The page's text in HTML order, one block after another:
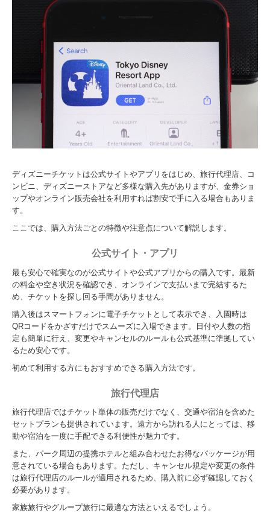
ディズニーチケットは公式サイトやアプリをはじめ、旅行代理店、コ
ンビニ、ディズニーストアなど多様な購入先がありますが、金券ショ
ップやオンライン販売会社を利用すれば割安で手に入る場合もありま
す。
ここでは、購入方法ごとの特徴や注意点について解説します。
公式サイト・アプリ
最も安心で確実なのが公式サイトや公式アプリからの購入です。最新
の料金や空き状況を確認でき、オンラインで支払いまで完結するた
め、チケットを探し回る手間がありません。
購入後はスマートフォンに電子チケットとして表示でき、入園時は
QRコードをかざすだけでスムーズに入場できます。日付や人数の指
定も簡単に行え、変更やキャンセルのルールも公式基準に準拠してい
るため安心です。
初めて利用する方にもおすすめできる購入方法です。
旅行代理店
旅行代理店ではチケット単体の販売だけでなく、交通や宿泊を含めた
セットプランも提供されています。遠方から訪れる人にとっては、移
動や宿泊を一度に手配できる利便性が魅力です。
また、パーク周辺の提携ホテルと組み合わせたお得なパッケージが用
意されている場合もあります。ただし、キャンセル規定や変更の条件
は旅行代理店のルールが適用されるため、購入前に必ず確認しておく
必要があります。
家族旅行やグループ旅行に最適な方法といえるでしょう。